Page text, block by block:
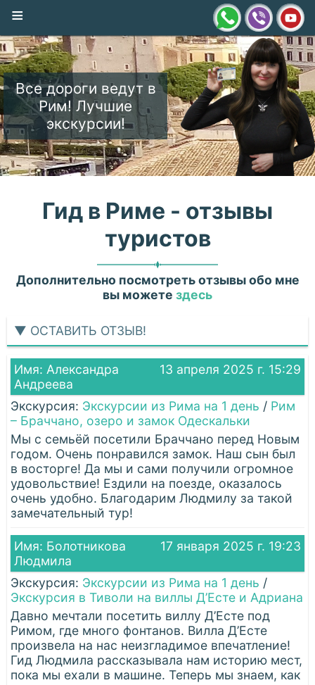
Все дороги ведут в
Рим! Лучшие
экскурсии!
≡
Гид в Риме - отзывы
туристов
Дополнительно посмотреть отзывы обо мне
вы можете здесь
▼ ОСТАВИТЬ ОТЗЫВ!
13 апреля 2025 г. 15:29
Имя: Александра
Андреева
Экскурсия: Экскурсии из Рима на 1 день / Рим
– Браччано, озеро и замок Одескальки
Мы с семьёй посетили Браччано перед Новым
годом. Очень понравился замок. Наш сын был
в восторге! Да мы и сами получили огромное
удовольствие! Ездили на поезде, оказалось
очень удобно. Благодарим Людмилу за такой
замечательный тур!
17 января 2025 г. 19:23
Имя: Болотникова
Людмила
Экскурсия: Экскурсии из Рима на 1 день /
Экскурсия в Тиволи на виллы Д’Есте и Адриана
Давно мечтали посетить виллу Д’Есте под
Римом, где много фонтанов. Вилла Д’Есте
произвела на нас неизгладимое впечатление!
Гид Людмила рассказывала нам историю мест,
пока мы ехали в машине. Теперь мы знаем, как